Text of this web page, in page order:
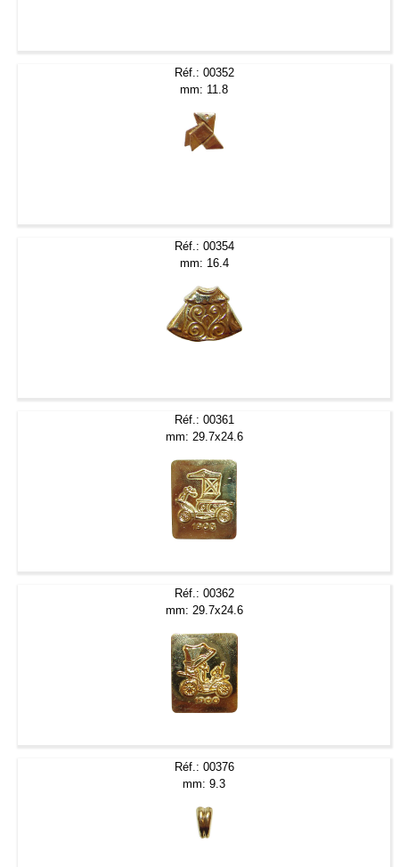
Réf.: 00352
mm: 11.8
Réf.: 00354
mm: 16.4
Réf.: 00361
mm: 29.7x24.6
Réf.: 00362
mm: 29.7x24.6
Réf.: 00376
mm: 9.3